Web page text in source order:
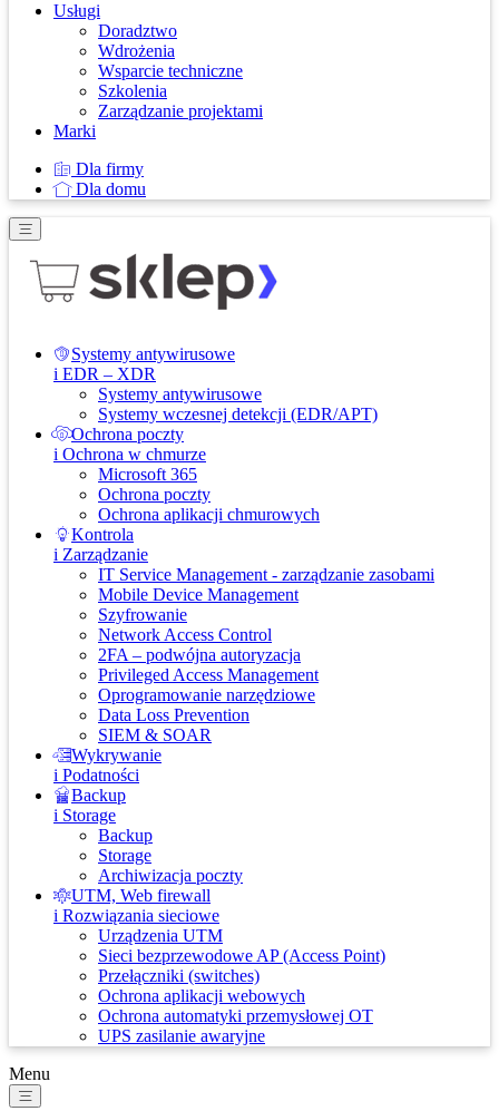
Usługi
Doradztwo
Wdrożenia
Wsparcie techniczne
Szkolenia
Zarządzanie projektami
Marki
Dla firmy
Dla domu
Systemy antywirusowe
i EDR – XDR
Systemy antywirusowe
Systemy wczesnej detekcji (EDR/APT)
Ochrona poczty
i Ochrona w chmurze
Microsoft 365
Ochrona poczty
Ochrona aplikacji chmurowych
Kontrola
i Zarządzanie
IT Service Management - zarządzanie zasobami
Mobile Device Management
Szyfrowanie
Network Access Control
2FA – podwójna autoryzacja
Privileged Access Management
Oprogramowanie narzędziowe
Data Loss Prevention
SIEM & SOAR
Wykrywanie
i Podatności
Backup
i Storage
Backup
Storage
Archiwizacja poczty
UTM, Web firewall
i Rozwiązania sieciowe
Urządzenia UTM
Sieci bezprzewodowe AP (Access Point)
Przełączniki (switches)
Ochrona aplikacji webowych
Ochrona automatyki przemysłowej OT
UPS zasilanie awaryjne
Menu